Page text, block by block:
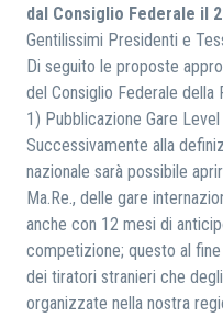
dal Consiglio Federale il
Gentilissimi Presidenti e
Di seguito le proposte
del Consiglio Federale della
1) Pubblicazione Gare Level
Successivamente alla
nazionale sarà possibile
Ma.Re., delle gare
anche con 12 mesi di
competizione; questo al
dei tiratori stranieri che
organizzate nella nostra